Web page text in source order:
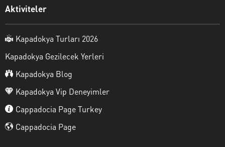
Aktiviteler
Kapadokya Turları 2026
Kapadokya Gezilecek Yerleri
Kapadokya Blog
Kapadokya Vip Deneyimler
Cappadocia Page Turkey
Cappadocia Page